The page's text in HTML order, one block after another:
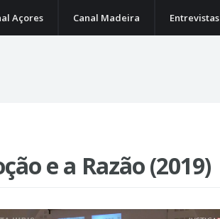
Açores Canal Madeira Entrevistas
e a Razão (2019)